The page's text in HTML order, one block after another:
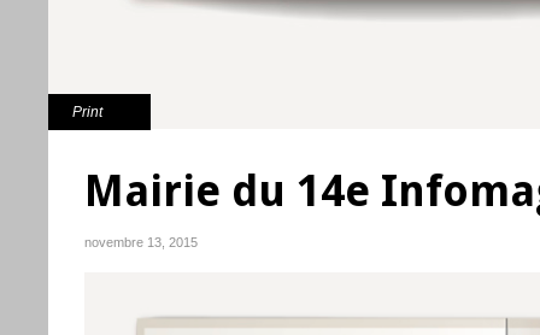
Print
Mairie du 14e
novembre 13, 2015